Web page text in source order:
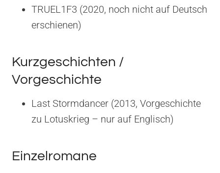
TRUEL1F3 (2020, noch nicht auf Deutsch
erschienen)
Kurzgeschichten /
Vorgeschichte
Last Stormdancer (2013, Vorgeschichte
zu Lotuskrieg – nur auf Englisch)
Einzelromane